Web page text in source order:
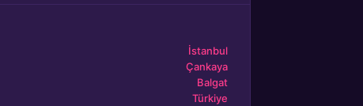
İstanbul
Çankaya
Balgat
Türkiye